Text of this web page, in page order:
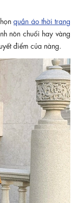
quần áo thời trang
nõn chuối hay vàng
điểm của nàng.